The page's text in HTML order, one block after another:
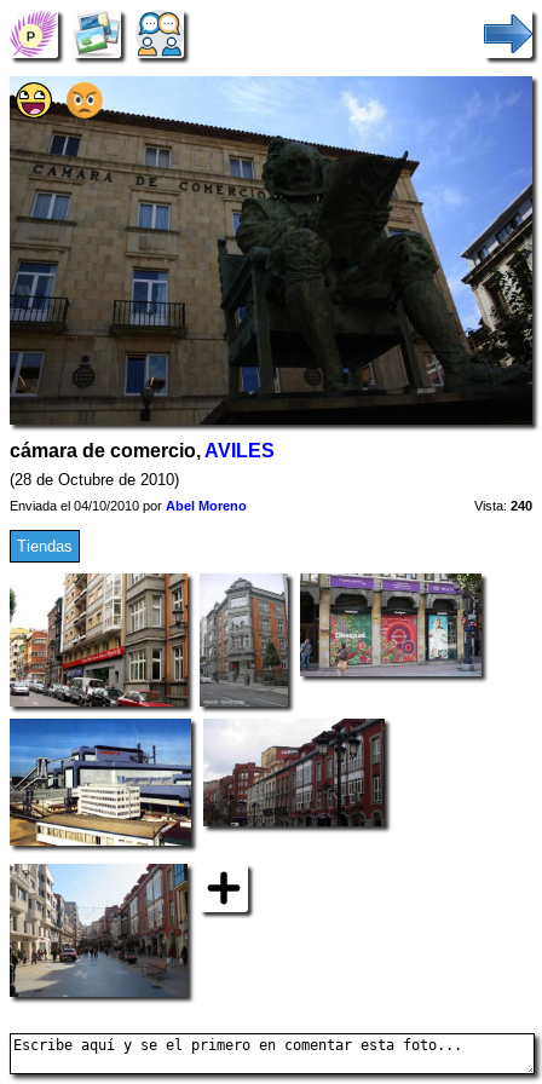
cámara de comercio,AVILES
(28 de Octubre de 2010)
Enviada el 04/10/2010 por Abel Moreno Vista: 240
Tiendas